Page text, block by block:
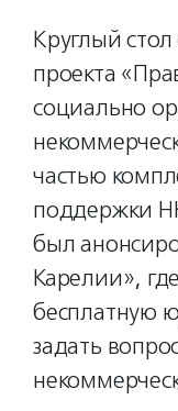
Круглый стол
проекта
социально
частью
поддержки
был
Карелии»,
бесплатную
задать